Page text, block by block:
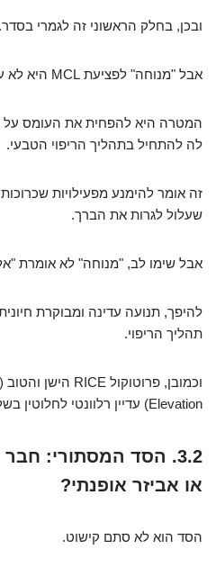
ובכן, בחלק הראשוני זה לגמרי בסדר.
אבל "מנוחה" לפציעת MCL היא לא עונש, אלא אסטרטגיה.
המטרה היא להפחית את העומס על
לה להתחיל בתהליך הריפוי הטבעי.
זה אומר להימנע מפעילויות
שעלול לגרות את הברך.
אבל שימו לב, "מנוחה" לא אומרת
להיפך, תנועה עדינה ומבוקרת
תהליך הריפוי.
Elevation) עדיין רלוונטי לחלוטין בשלבים הראשונים.
3.2. הסד המסתורי:
או אביזר אופנתי?
הסד הוא לא סתם קישוט.